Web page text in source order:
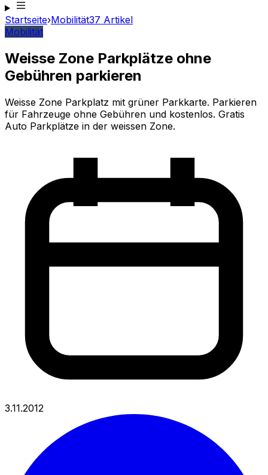
Startseite›Mobilität37 Artikel
Mobilität
Weisse Zone Parkplätze ohne
Gebühren parkieren
Weisse Zone Parkplatz mit grüner Parkkarte. Parkieren
für Fahrzeuge ohne Gebühren und kostenlos. Gratis
Auto Parkplätze in der weissen Zone.
3.11.2012